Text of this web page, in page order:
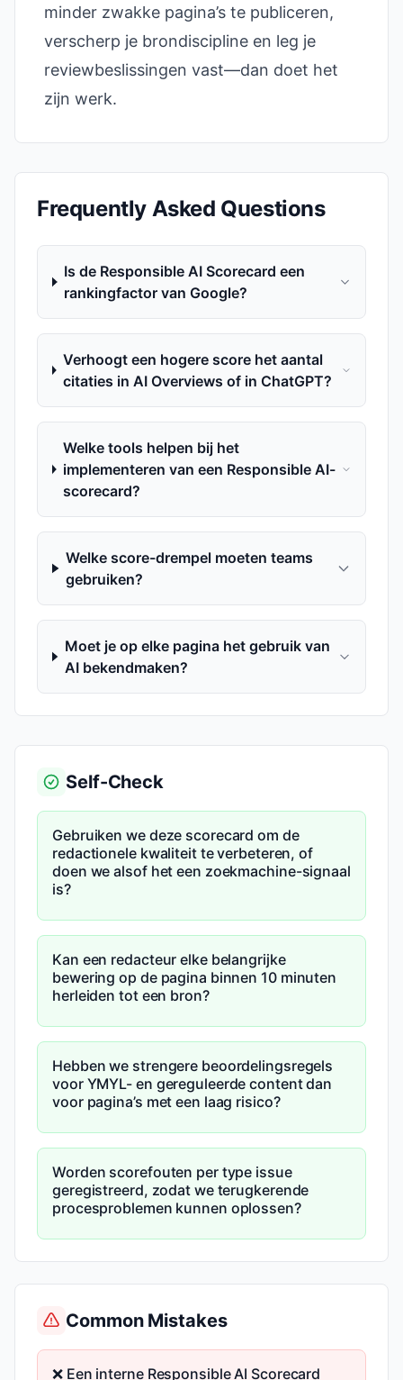
minder zwakke pagina’s te publiceren,
verscherp je brondiscipline en leg je
reviewbeslissingen vast—dan doet het
zijn werk.
Frequently Asked Questions
Is de Responsible AI Scorecard een
rankingfactor van Google?
Verhoogt een hogere score het aantal
citaties in AI Overviews of in ChatGPT?
Welke tools helpen bij het
implementeren van een Responsible AI-
scorecard?
Welke score-drempel moeten teams
gebruiken?
Moet je op elke pagina het gebruik van
AI bekendmaken?
Self-Check
Gebruiken we deze scorecard om de
redactionele kwaliteit te verbeteren, of
doen we alsof het een zoekmachine-signaal
is?
Kan een redacteur elke belangrijke
bewering op de pagina binnen 10 minuten
herleiden tot een bron?
Hebben we strengere beoordelingsregels
voor YMYL- en gereguleerde content dan
voor pagina’s met een laag risico?
Worden scorefouten per type issue
geregistreerd, zodat we terugkerende
procesproblemen kunnen oplossen?
Common Mistakes
❌ Een interne Responsible AI Scorecard